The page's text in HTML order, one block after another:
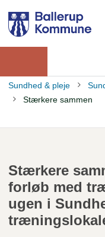
hovedindhold
Brødkrumme
Sundhed & pleje
Stærkere sammen
Stærkere
forløb med
ugen i